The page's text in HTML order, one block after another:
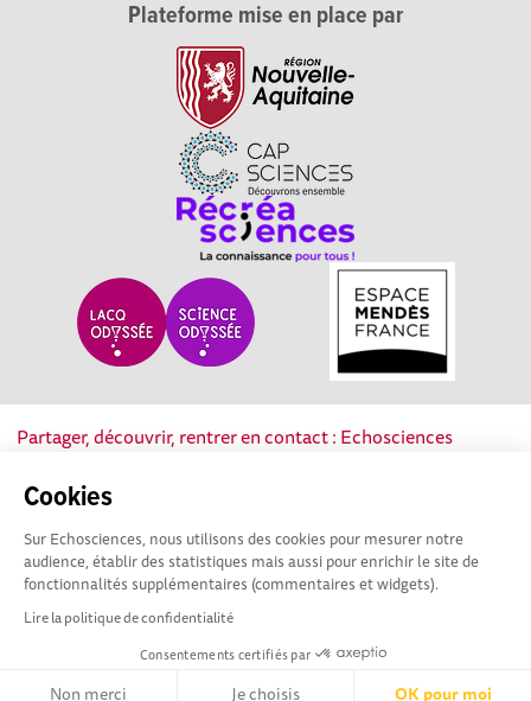
Cookies
Sur Echosciences, nous utilisons des cookies pour mesurer notre
audience, établir des statistiques mais aussi pour enrichir le site de
fonctionnalités supplémentaires (commentaires et widgets).
Lire la politique de confidentialité
Consentements certifiés par
Non merci Je choisis OK pour moi
Plateforme mise en place par
Partager, découvrir, rentrer en contact : Echosciences
culture scientifique, technique et industrielle de la région.
Mentions légales|Politique de confidentialité|CGU
|Ligne éditoriale